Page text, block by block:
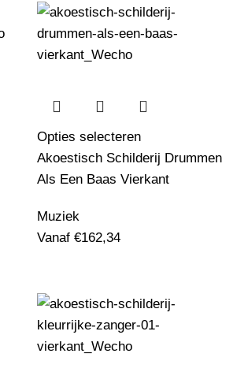
Opties selecteren
Akoestisch Schilderij Drummen
Als Een Baas Vierkant
Muziek
Vanaf€162,34